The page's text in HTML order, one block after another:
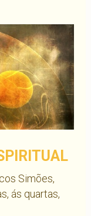
Simões,
ás quartas,